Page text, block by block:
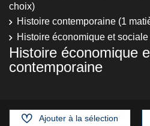
choix)
Histoire contemporaine (1
Histoire économique et
Histoire économique
contemporaine
Ajouter à la sélection